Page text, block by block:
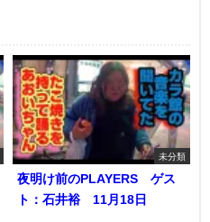
未分類
夜明け前のPLAYERS ゲス
ト：石井裕 11月18日